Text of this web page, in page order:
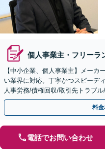
個人事業主・フリーラ
【中小企業、個人事業主】メーカ
い業界に対応。丁寧かつスピーデ
人事労務/債権回収/取引先トラブ
【顧問／スポット対応可】【Web
料
電話でお問い合わせ